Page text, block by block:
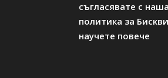
съгласявате с
политика за
научете повече